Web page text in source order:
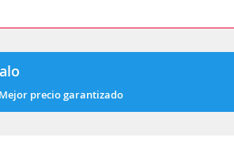
Mejor precio garantizado